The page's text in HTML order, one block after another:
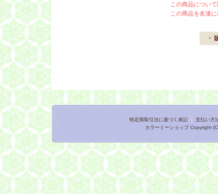
この商品につい
この商品を友達
・
特定商取引法に基づく表記
支払い方
カラーミーショップCopyright